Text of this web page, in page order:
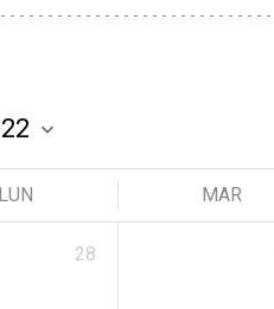
LUN MAR
28